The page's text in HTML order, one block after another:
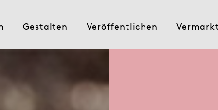
Gestalten Veröffentlichen